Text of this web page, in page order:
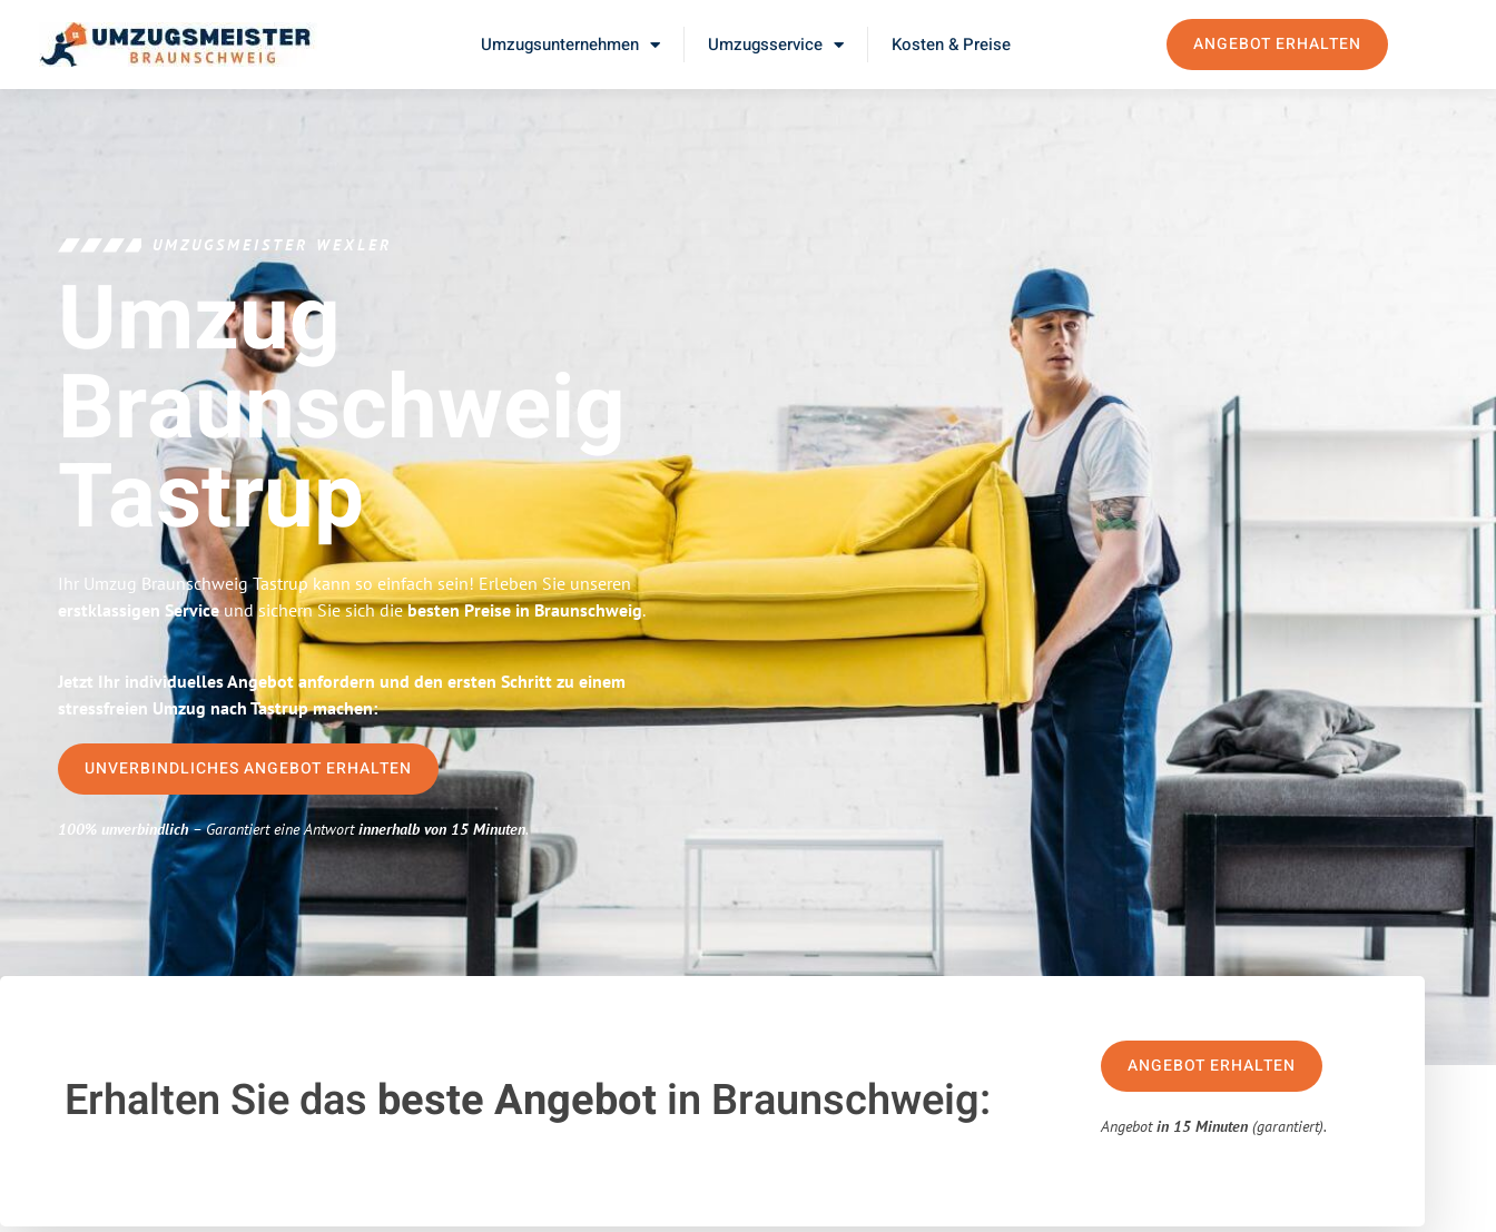
Umzugsunternehmen Umzugsservice Kosten & Preise ANGEBOT ERHALTEN
UMZUGSMEISTER WEXLER
Umzug
Braunschweig
Tastrup
Ihr Umzug Braunschweig Tastrup kann so einfach sein! Erleben Sie unseren
erstklassigen Serviceund sichern Sie sich diebesten Preise in Braunschweig.
Jetzt Ihr individuelles Angebot anfordern und den ersten Schritt zu einem
stressfreien Umzug nach Tastrup machen:
UNVERBINDLICHES ANGEBOT ERHALTEN
100% unverbindlich– Garantiert eine Antwortinnerhalb von 15 Minuten.
Erhalten Sie das beste Angebotin Braunschweig:
ANGEBOT ERHALTEN
Angebotin 15 Minuten (garantiert).